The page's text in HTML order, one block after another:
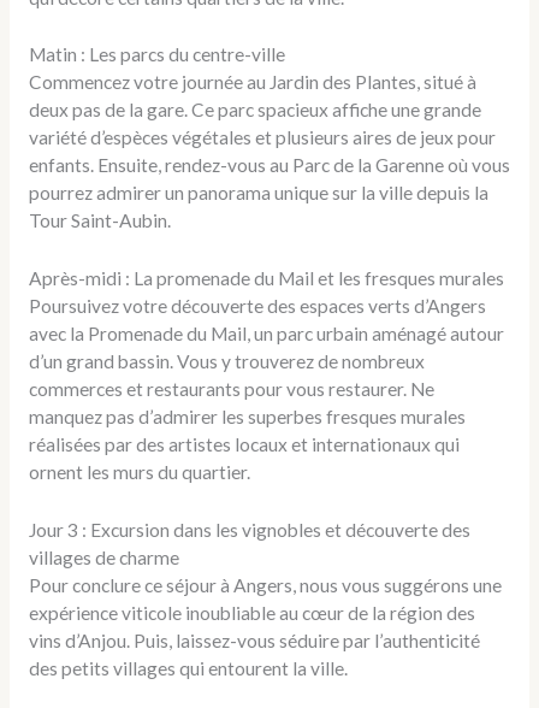
Matin : Les parcs du centre-ville
Commencez votre journée au Jardin des Plantes, situé à
deux pas de la gare. Ce parc spacieux affiche une grande
variété d’espèces végétales et plusieurs aires de jeux pour
enfants. Ensuite, rendez-vous au Parc de la Garenne où vous
pourrez admirer un panorama unique sur la ville depuis la
Tour Saint-Aubin.
Après-midi : La promenade du Mail et les fresques murales
Poursuivez votre découverte des espaces verts d’Angers
avec la Promenade du Mail, un parc urbain aménagé autour
d’un grand bassin. Vous y trouverez de nombreux
commerces et restaurants pour vous restaurer. Ne
manquez pas d’admirer les superbes fresques murales
réalisées par des artistes locaux et internationaux qui
ornent les murs du quartier.
Jour 3 : Excursion dans les vignobles et découverte des
villages de charme
Pour conclure ce séjour à Angers, nous vous suggérons une
expérience viticole inoubliable au cœur de la région des
vins d’Anjou. Puis, laissez-vous séduire par l’authenticité
des petits villages qui entourent la ville.